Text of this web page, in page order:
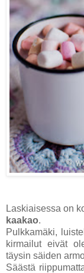
Laskiaisessa on
kaakao.
Pulkkamäki,
kirmailut eivät
täysin säiden
Säästä